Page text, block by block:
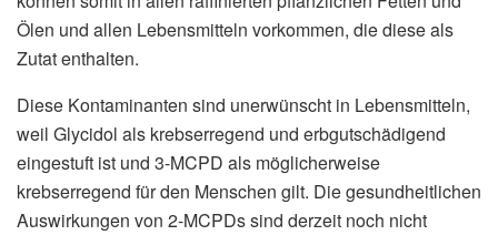
Ölen und allen Lebensmitteln vorkommen, die diese als
Zutat enthalten.
Diese Kontaminanten sind unerwünscht in Lebensmitteln,
weil Glycidol als krebserregend und erbgutschädigend
eingestuft ist und 3-MCPD als möglicherweise
krebserregend für den Menschen gilt. Die gesundheitlichen
Auswirkungen von 2-MCPDs sind derzeit noch nicht